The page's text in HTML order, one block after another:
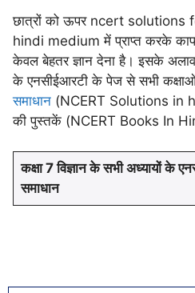
छात्रों को ऊपर ncert
hindi medium में प्राप्त करके काफी
केवल बेहतर ज्ञान देना है। इसके
के एनसीईआरटी के पेज से सभी
समाधान (NCERT Solutions in
की पुस्तकें (NCERT Books In
कक्षा 7 विज्ञान के सभी अध्यायों के
समाधान